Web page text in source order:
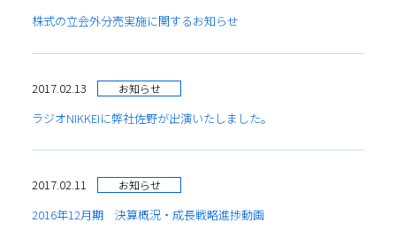
株式の立会外分売実施に関するお知らせ
2017.02.13 お知らせ
ラジオNIKKEIに弊社佐野が出演いたしました。
2017.02.11 お知らせ
2016年12月期 決算概況・成長戦略進捗動画